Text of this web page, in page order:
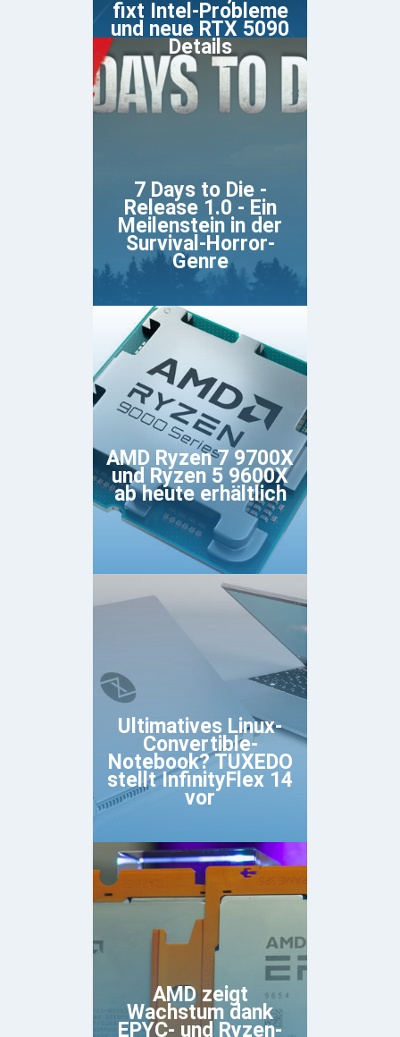
fixt Intel-Probleme
und neue RTX 5090
Details
7 Days to Die -
Release 1.0 - Ein
Meilenstein in der
Survival-Horror-
Genre
AMD Ryzen 7 9700X
und Ryzen 5 9600X
ab heute erhältlich
Ultimatives Linux-
Convertible-
Notebook? TUXEDO
stellt InfinityFlex 14
vor
AMD zeigt
Wachstum dank
EPYC- und Ryzen-